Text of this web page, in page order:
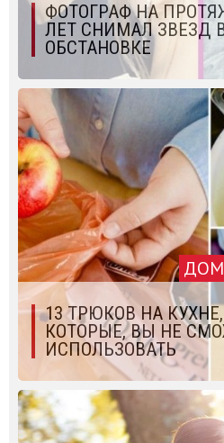
ФОТОГРАФ НА
ЛЕТ СНИМАЛ ЗВЕЗД
ОБСТАНОВКЕ
13 ТРЮКОВ НА
КОТОРЫЕ, ВЫ НЕ
ИСПОЛЬЗОВАТЬ